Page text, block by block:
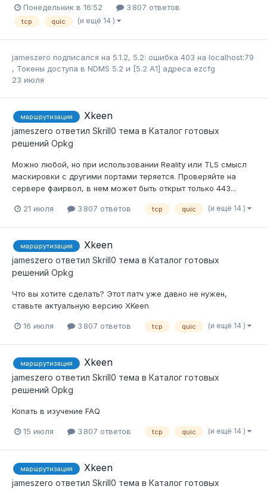
Понедельник в 16:52 3 807 ответов
tcp quic (и ещё 14 )
jameszero подписался на 5.1.2, 5.2: ошибка 403 на localhost:79
, Токены доступа в NDMS 5.2 и [5.2 A1] адресa ezcfg
23 июля
маршрутизация Xkeen
jameszero ответил Skrill0 тема в Каталог готовых
решений Opkg
Можно любой, но при использовании Reality или TLS смысл
маскировки с другими портами теряется. Проверяйте на
сервере фаирвол, в нем может быть открыт только 443...
21 июля 3 807 ответов tcp quic (и ещё 14 )
маршрутизация Xkeen
jameszero ответил Skrill0 тема в Каталог готовых
решений Opkg
Что вы хотите сделать? Этот патч уже давно не нужен,
ставьте актуальную версию XKeen
16 июля 3 807 ответов tcp quic (и ещё 14 )
маршрутизация Xkeen
jameszero ответил Skrill0 тема в Каталог готовых
решений Opkg
Копать в изучение FAQ
15 июля 3 807 ответов tcp quic (и ещё 14 )
маршрутизация Xkeen
jameszero ответил Skrill0 тема в Каталог готовых